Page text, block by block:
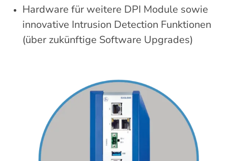
Hardware für weitere DPI Module sowie
innovative Intrusion Detection Funktionen
(über zukünftige Software Upgrades)